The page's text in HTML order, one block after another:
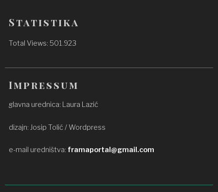
Statistika
Total Views:501.923
Impressum
glavna urednica: Laura Lazić
dizajn: Josip Tolić / Wordpress
e-mail uredništva: framaportal@gmail.com